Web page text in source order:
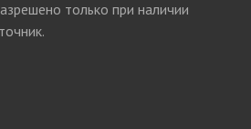
только при наличии